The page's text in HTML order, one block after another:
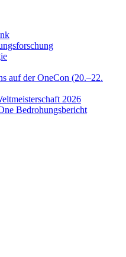
auf der OneCon (20.–22.
2026
Bedrohungsbericht